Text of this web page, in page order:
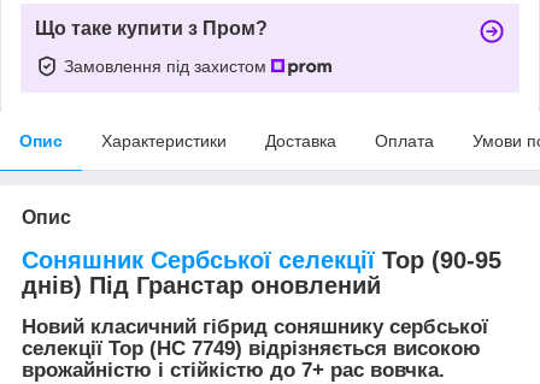
Що таке купити з Пром?
Замовлення під захистом
Опис Характеристики Доставка Оплата Умови
Опис
Соняшник Сербської селекції Тор (90-95
днів) Під Гранстар оновлений
Новий класичний гібрид соняшнику сербської
селекції Тор (НС 7749) відрізняється високою
врожайністю і стійкістю до 7+ рас вовчка.